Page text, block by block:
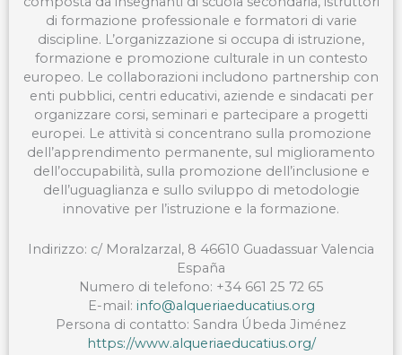
di formazione professionale e formatori di varie
discipline. L’organizzazione si occupa di istruzione,
formazione e promozione culturale in un contesto
europeo. Le collaborazioni includono partnership con
enti pubblici, centri educativi, aziende e sindacati per
organizzare corsi, seminari e partecipare a progetti
europei. Le attività si concentrano sulla promozione
dell’apprendimento permanente, sul miglioramento
dell’occupabilità, sulla promozione dell’inclusione e
dell’uguaglianza e sullo sviluppo di metodologie
innovative per l’istruzione e la formazione.
Indirizzo: c/ Moralzarzal, 8 46610 Guadassuar Valencia
España
Numero di telefono: +34 661 25 72 65
E-mail: info@alqueriaeducatius.org
Persona di contatto: Sandra Úbeda Jiménez
https://www.alqueriaeducatius.org/